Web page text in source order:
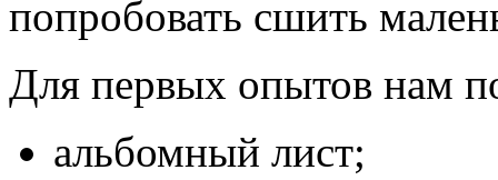
попробовать сшить
Для первых опытов нам
альбомный лист;